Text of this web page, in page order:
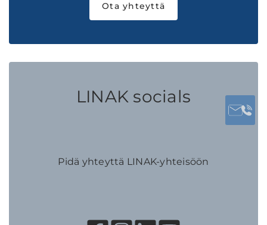
Ota yhteyttä
LINAK socials
Pidä yhteyttä LINAK-yhteisöön